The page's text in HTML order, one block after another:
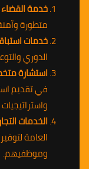
خدمة
متطورة
خدمات
الدوري
استشارة
في تقديم
الخدمات
العامة
وموظفيهم.